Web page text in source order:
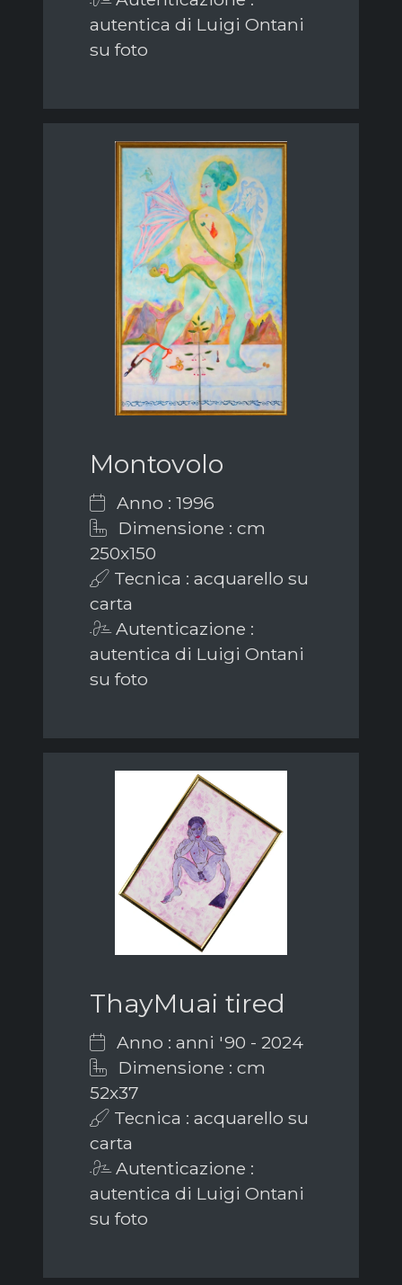
autentica di Luigi Ontani
su foto
Montovolo
Anno : 1996
Dimensione : cm
250x150
Tecnica : acquarello su
carta
Autenticazione :
autentica di Luigi Ontani
su foto
ThayMuai tired
Anno : anni '90 - 2024
Dimensione : cm
52x37
Tecnica : acquarello su
carta
Autenticazione :
autentica di Luigi Ontani
su foto